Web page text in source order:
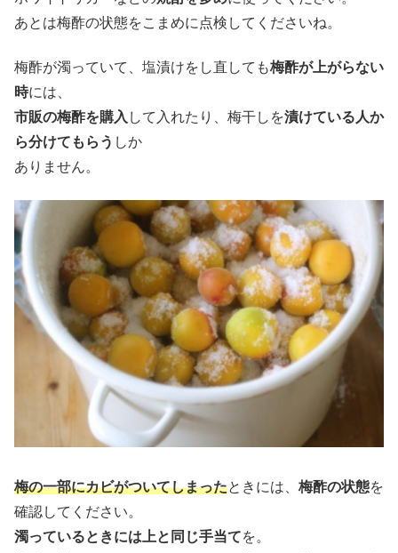
あとは梅酢の状態をこまめに点検してくださいね。
梅酢が濁っていて、塩漬けをし直しても梅酢が上がらない
時には、
市販の梅酢を購入 して入れたり、梅干しを漬けている人か
ら分けてもらう しか
ありません。
梅の一部にカビがついてしまったときには、 梅酢の状態を
確認してください。
濁っているときには上と同じ手当てを。